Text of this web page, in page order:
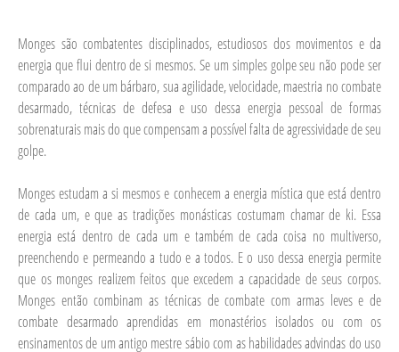
Monges são combatentes disciplinados, estudiosos dos movimentos e da
energia que flui dentro de si mesmos. Se um simples golpe seu não pode ser
comparado ao de um bárbaro, sua agilidade, velocidade, maestria no combate
desarmado, técnicas de defesa e uso dessa energia pessoal de formas
sobrenaturais mais do que compensam a possível falta de agressividade de seu
golpe.
Monges estudam a si mesmos e conhecem a energia mística que está dentro
de cada um, e que as tradições monásticas costumam chamar de ki. Essa
energia está dentro de cada um e também de cada coisa no multiverso,
preenchendo e permeando a tudo e a todos. E o uso dessa energia permite
que os monges realizem feitos que excedem a capacidade de seus corpos.
Monges então combinam as técnicas de combate com armas leves e de
combate desarmado aprendidas em monastérios isolados ou com os
ensinamentos de um antigo mestre sábio com as habilidades advindas do uso